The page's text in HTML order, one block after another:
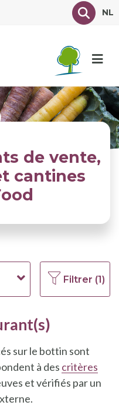
TexteNL
de vente,
cantines
Filtrer (1)
sur le bottin sont
à des critères
et vérifiés par un